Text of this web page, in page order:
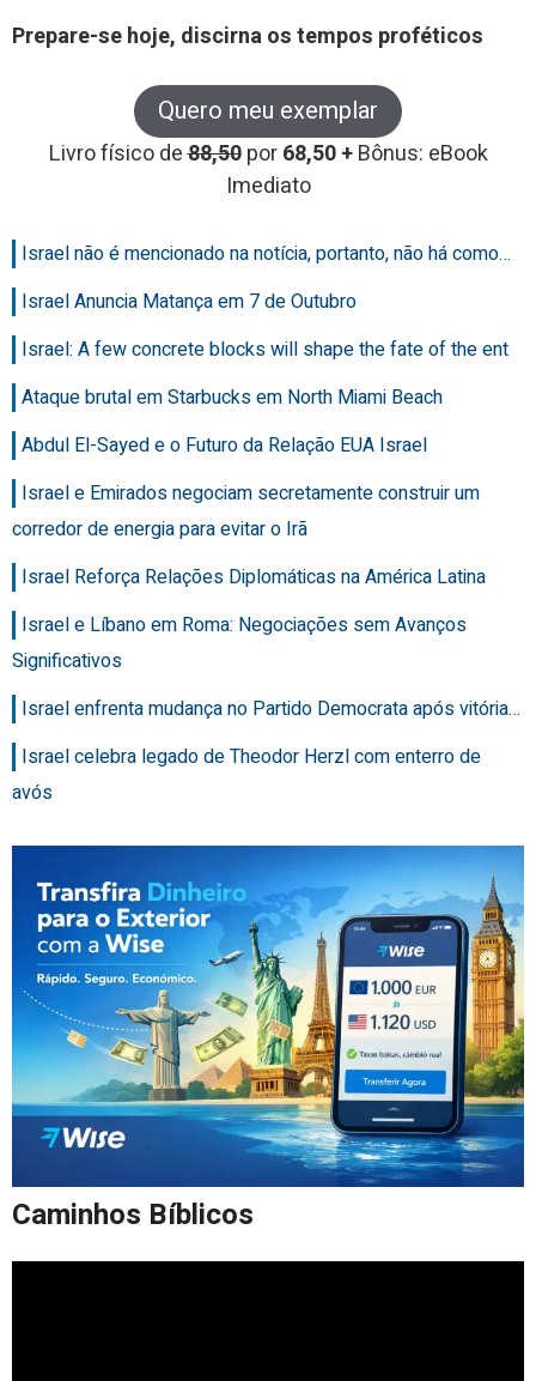
Prepare-se hoje, discirna os tempos proféticos
Quero meu exemplar
Livro físico de88,50 por68,50 +Bônus: eBook
Imediato
Israel não é mencionado na notícia, portanto, não há como…
Israel Anuncia Matança em 7 de Outubro
Israel: A few concrete blocks will shape the fate of the ent
Ataque brutal em Starbucks em North Miami Beach
Abdul El-Sayed e o Futuro da Relação EUA Israel
Israel e Emirados negociam secretamente construir um
corredor de energia para evitar o Irã
Israel Reforça Relações Diplomáticas na América Latina
Israel e Líbano em Roma: Negociações sem Avanços
Significativos
Israel enfrenta mudança no Partido Democrata após vitória…
Israel celebra legado de Theodor Herzl com enterro de
avós
Caminhos Bíblicos